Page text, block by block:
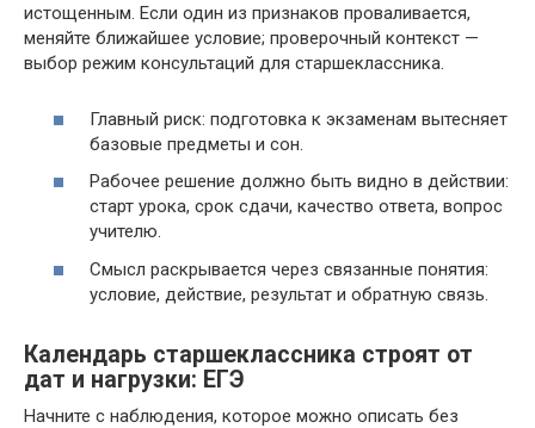
истощенным. Если один из признаков проваливается,
меняйте ближайшее условие; проверочный контекст —
выбор режим консультаций для старшеклассника.
Главный риск: подготовка к экзаменам вытесняет
базовые предметы и сон.
Рабочее решение должно быть видно в действии:
старт урока, срок сдачи, качество ответа, вопрос
учителю.
Смысл раскрывается через связанные понятия:
условие, действие, результат и обратную связь.
Календарь старшеклассника строят от
дат и нагрузки: ЕГЭ
Начните с наблюдения, которое можно описать без